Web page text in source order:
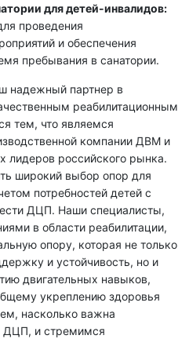
для детей-инвалидов:
проведения
и обеспечения
пребывания в санатории.
надежный партнер в
реабилитационным
тем, что являемся
компании ДВМ и
лидеров российского рынка.
широкий выбор опор для
потребностей детей с
ДЦП. Наши специалисты,
в области реабилитации,
опору, которая не только
и устойчивость, но и
двигательных навыков,
укреплению здоровья
насколько важна
ДЦП, и стремимся